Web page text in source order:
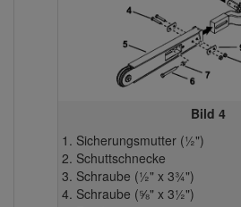
Bild 4
Sicherungsmutter (½")
Schuttschnecke
Schraube (½" x 3¾")
Schraube (⅝" x 3½")